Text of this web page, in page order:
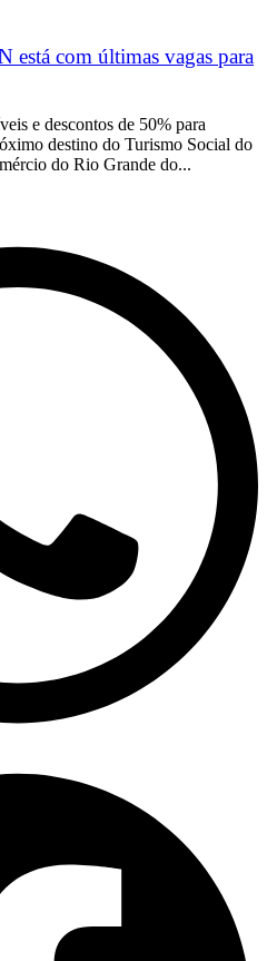
está com últimas vagas para
e descontos de 50% para
destino do Turismo Social do
do Rio Grande do...